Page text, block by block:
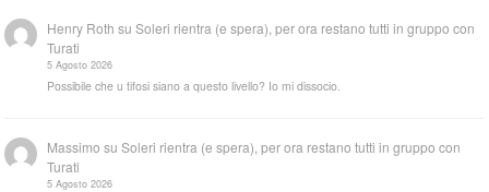
Henry Roth suSoleri rientra (e spera), per ora restano tutti in gruppo con
Turati
5 Agosto 2026
Possibile che u tifosi siano a questo livello? Io mi dissocio.
Massimo suSoleri rientra (e spera), per ora restano tutti in gruppo con
Turati
5 Agosto 2026